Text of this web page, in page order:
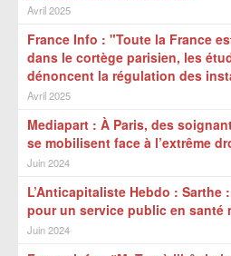
Avril 2025
France Info : "Toute la France
dans le cortège parisien, les
dénoncent la régulation des
Avril 2025
Mediapart : À Paris, des
se mobilisent face à l’extrême
Juin 2024
L’Anticapitaliste Hebdo :
pour un service public en santé
Juin 2024